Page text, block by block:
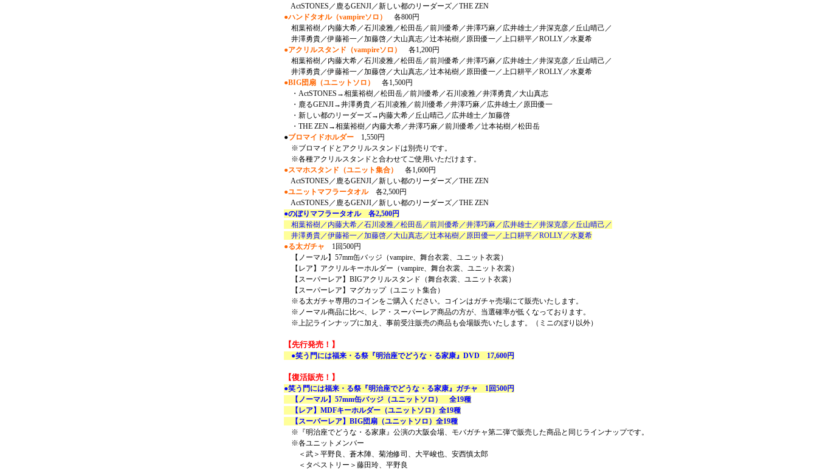
ActSTONES／鹿るGENJI／新しい都のリーダーズ／THE ZEN
●ハンドタオル（vampireソロ）
各800円
相葉裕樹／内藤大希／石川凌雅／松田岳／前川優希／井澤巧麻／広井雄士／井深克彦／丘山晴己／
井澤勇貴／伊藤裕一／加藤啓／大山真志／辻本祐樹／原田優一／上口耕平／ROLLY／水夏希
●アクリルスタンド（vampireソロ）
各1,200円
相葉裕樹／内藤大希／石川凌雅／松田岳／前川優希／井澤巧麻／広井雄士／井深克彦／丘山晴己／
井澤勇貴／伊藤裕一／加藤啓／大山真志／辻本祐樹／原田優一／上口耕平／ROLLY／水夏希
●BIG団扇（ユニットソロ）
各1,500円
・ActSTONES→相葉裕樹／松田岳／前川優希／石川凌雅／井澤勇貴／大山真志
・鹿るGENJI→井澤勇貴／石川凌雅／前川優希／井澤巧麻／広井雄士／原田優一
・新しい都のリーダーズ→内藤大希／丘山晴己／広井雄士／加藤啓
・THE ZEN→相葉裕樹／内藤大希／井澤巧麻／前川優希／辻本祐樹／松田岳
●ブロマイドホルダー 1,550円
※ブロマイドとアクリルスタンドは別売りです。
※各種アクリルスタンドと合わせてご使用いただけます。
●スマホスタンド（ユニット集合） 各1,600円
ActSTONES／鹿るGENJI／新しい都のリーダーズ／THE ZEN
●ユニットマフラータオル各2,500円
ActSTONES／鹿るGENJI／新しい都のリーダーズ／THE ZEN
●のぼりマフラータオル 各2,500円
相葉裕樹／内藤大希／石川凌雅／松田岳／前川優希／井澤巧麻／広井雄士／井深克彦／丘山晴己／
井澤勇貴／伊藤裕一／加藤啓／大山真志／辻本祐樹／原田優一／上口耕平／ROLLY／水夏希
●る太ガチャ 1回500円
【ノーマル】57mm缶バッジ（vampire、舞台衣裳、ユニット衣裳）
【レア】アクリルキーホルダー（vampire、舞台衣裳、ユニット衣裳）
【スーパーレア】BIGアクリルスタンド（舞台衣裳、ユニット衣裳）
【スーパーレア】マグカップ（ユニット集合）
※る太ガチャ専用のコインをご購入ください。コインはガチャ売場にて販売いたします。
※ノーマル商品に比べ、レア・スーパーレア商品の方が、当選確率が低くなっております。
※上記ラインナップに加え、事前受注販売の商品も会場販売いたします。（ミニのぼり以外）
【先行発売！】
●笑う門には福来・る祭『明治座でどうな・る家康』DVD 17,600円
【復活販売！】
●笑う門には福来・る祭『明治座でどうな・る家康』ガチャ 1回500円
【ノーマル】57mm缶バッジ（ユニットソロ） 全19種
【レア】MDFキーホルダー（ユニットソロ）全19種
【スーパーレア】BIG団扇（ユニットソロ）全19種
※『明治座でどうな・る家康』公演の大阪会場、モバガチャ第二弾で販売した商品と同じラインナップです。
※各ユニットメンバー
＜武＞平野良、蒼木陣、菊池修司、大平峻也、安西慎太郎
＜タペストリー＞藤田玲、平野良